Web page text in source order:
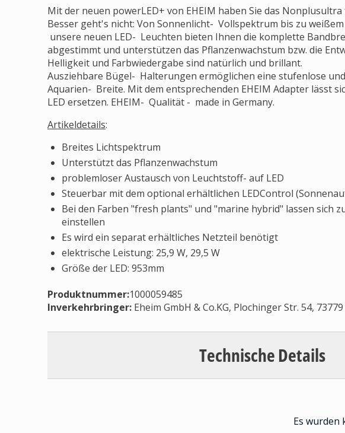
Mit der neuen powerLED+ von EHEIM haben Sie das
Besser geht's nicht: Von Sonnenlicht- Vollspektrum bis zu
unsere neuen LED- Leuchten bieten Ihnen die komplette
abgestimmt und unterstützen das Pflanzenwachstum bzw. die
Helligkeit und Farbwiedergabe sind natürlich und brillant.
Ausziehbare Bügel- Halterungen ermöglichen eine stufenlose
Aquarien- Breite. Mit dem entsprechenden EHEIM Adapter lässt
LED ersetzen. EHEIM- Qualität - made in Germany.
Artikeldetails:
Breites Lichtspektrum
Unterstützt das Pflanzenwachstum
problemloser Austausch von Leuchtstoff- auf LED
Steuerbar mit dem optional erhältlichen LEDControl
Bei den Farben "fresh plants" und "marine hybrid" lassen sich
einstellen
Es wird ein separat erhältliches Netzteil benötigt
elektrische Leistung: 25,9 W, 29,5 W
Größe der LED: 953mm
Produktnummer:1000059485
Inverkehrbringer: Eheim GmbH & Co.KG, Plochinger Str. 54,
Technische Details
Es wurden